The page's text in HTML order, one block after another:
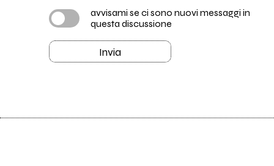
avvisami se ci sono nuovi messaggi in
questa discussione
Invia